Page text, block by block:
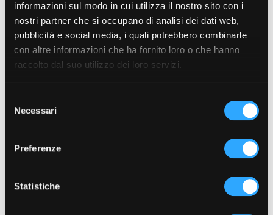
informazioni sul modo in cui utilizza il nostro sito con i
nostri partner che si occupano di analisi dei dati web,
pubblicità e social media, i quali potrebbero combinarle
con altre informazioni che ha fornito loro o che hanno
raccolto dal suo utilizzo dei loro servizi.
delNecessari
Preferenze
Statistiche
L’ERP Panthera nella sua evoluzione Intelligent
Manufacturing ERP rappresenta una soluzione
progettata persupportare le aziende
manifatturiereche vogliono digitalizzare la
di ogni PMI italiana.